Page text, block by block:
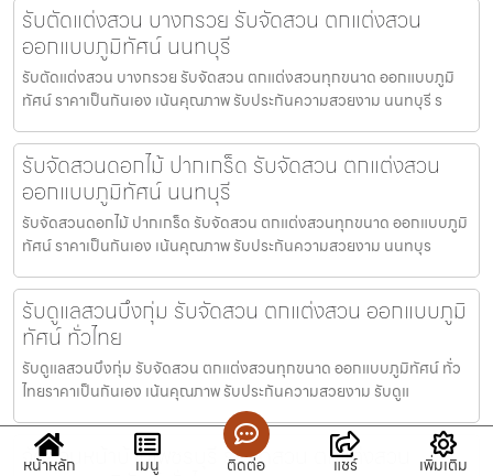
รับตัดแต่งสวน บางกรวย รับจัดสวน ตกแต่งสวน
ออกแบบภูมิทัศน์ นนทบุรี
รับตัดแต่งสวน บางกรวย รับจัดสวน ตกแต่งสวนทุกขนาด ออกแบบภูมิ
ทัศน์ ราคาเป็นกันเอง เน้นคุณภาพ รับประกันความสวยงาม นนทบุรี ร
รับจัดสวนดอกไม้ ปากเกร็ด รับจัดสวน ตกแต่งสวน
ออกแบบภูมิทัศน์ นนทบุรี
รับจัดสวนดอกไม้ ปากเกร็ด รับจัดสวน ตกแต่งสวนทุกขนาด ออกแบบภูมิ
ทัศน์ ราคาเป็นกันเอง เน้นคุณภาพ รับประกันความสวยงาม นนทบุร
รับดูแลสวนบึงกุ่ม รับจัดสวน ตกแต่งสวน ออกแบบภูมิ
ทัศน์ ทั่วไทย
รับดูแลสวนบึงกุ่ม รับจัดสวน ตกแต่งสวนทุกขนาด ออกแบบภูมิทัศน์ ทั่ว
ไทยราคาเป็นกันเอง เน้นคุณภาพ รับประกันความสวยงาม รับดูแ
จัดสวนหน้าบ้านเพชรบุรี รับจัดสวน ตกแต่งสวน
หน้าหลัก เมนู ติดต่อ แชร์ เพิ่มเติม